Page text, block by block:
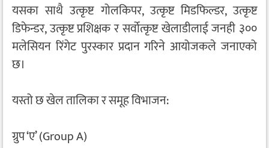
यसका साथै उत्कृष्ट गोलकिपर, उत्कृष्ट मिडफिल्डर, उत्कृष्ट
डिफेन्डर, उत्कृष्ट प्रशिक्षक र सर्वोत्कृष्ट खेलाडीलाई जनही ३००
मलेसियन रिंगेट पुरस्कार प्रदान गरिने आयोजकले जनाएको
छ।
यस्तो छ खेल तालिका र समूह विभाजन:
ग्रुप ‘ए’ (Group A)